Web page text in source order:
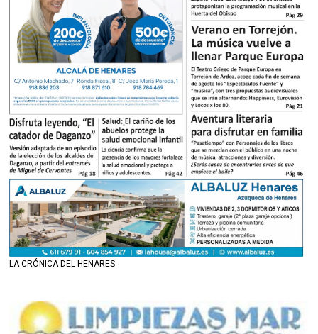
LA CRÓNICA DEL HENARES